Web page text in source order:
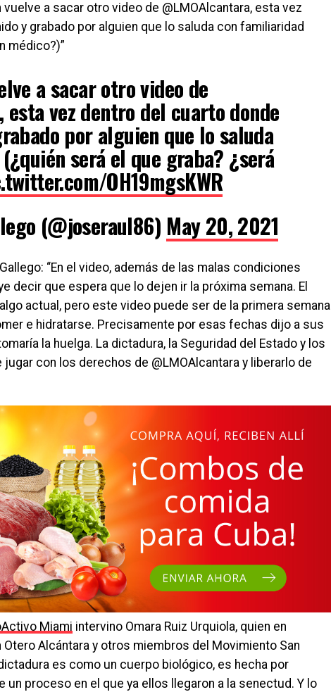
vuelve a sacar otro video de @LMOAlcantara, esta vez
y grabado por alguien que lo saluda con familiaridad
médico?)”
a sacar otro video de
, esta vez dentro del cuarto donde
por alguien que lo saluda
será el que graba? ¿será
OH19mgsKWR
(@joseraul86) May 20, 2021
“En el video, además de las malas condiciones
decir que espera que lo dejen ir la próxima semana. El
actual, pero este video puede ser de la primera semana
e hidratarse. Precisamente por esas fechas dijo a sus
la huelga. La dictadura, la Seguridad del Estado y los
con los derechos de @LMOAlcantara y liberarlo de
Miami intervino Omara Ruiz Urquiola, quien en
Alcántara y otros miembros del Movimiento San
es como un cuerpo biológico, es hecha por
un proceso en el que ya ellos llegaron a la senectud. Y lo